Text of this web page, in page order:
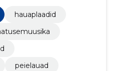
hauaplaadid
peielauad